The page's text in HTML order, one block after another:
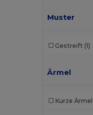
Muster
Gestreift (1)
Ärmel
Kurze Ärmel